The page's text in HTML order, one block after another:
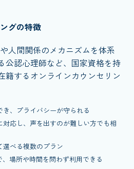
グの特徴
人間関係のメカニズムを体系
公認心理師など、国家資格を持
籍するオンラインカウンセリン
、プライバシーが守られる
対応し、声を出すのが難しい方でも相
選べる複数のプラン
場所や時間を問わず利用できる